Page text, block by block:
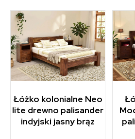
Łóżko kolonialne Neo
lite drewno palisander
indyjski jasny brąz